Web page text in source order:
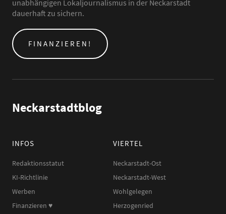
unabhängigen Lokaljournalismus in der Neckarstadt
dauerhaft zu sichern.
FINANZIEREN!
Neckarstadtblog
INFOS
Redaktionsstatut
KI-Richtlinie
Werben
Finanzieren ♥︎
VIERTEL
Neckarstadt-Ost
Neckarstadt-West
Wohlgelegen
Herzogenried